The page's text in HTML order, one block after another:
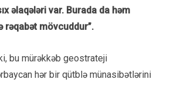
əlaqələri var. Burada da həm
rəqabət mövcuddur”.
bu mürəkkəb geostrateji
hər bir qütblə münasibətlərini